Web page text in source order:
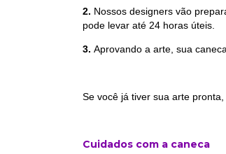
2. Nossos designers vão
pode levar até 24 horas úteis.
3. Aprovando a arte, sua
Se você já tiver sua arte
Cuidados com a caneca